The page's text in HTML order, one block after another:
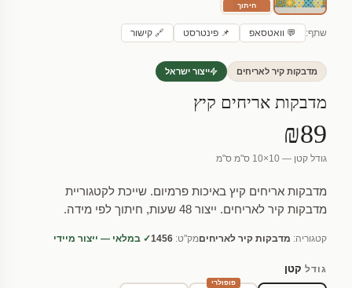
חיתוך
שתף: 💬 וואטסאפ 📌 פינטרסט 🔗 קישור
מדבקות קיר לאריחים ייצור ישראל
מדבקות אריחים קיץ
₪89
גודל קטן — 10×10 ס"מ ס"מ
מדבקות אריחים קיץ באיכות פרמיום. שייכת לקטגוריית
מדבקות קיר לאריחים. ייצור 48 שעות, חיתוך לפי מידה.
קטגוריה: מדבקות קיר לאריחיםמק"ט: 1456✓ במלאי — ייצור מיידי
גודל קטן
פופולרי